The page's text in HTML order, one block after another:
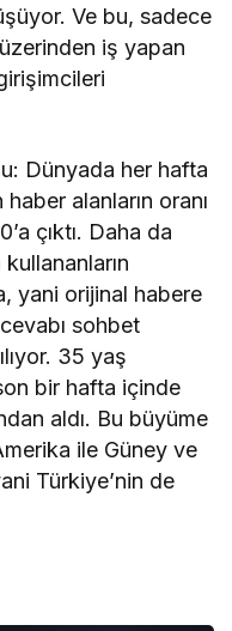
Ve bu, sadece
iş yapan
Dünyada her hafta
alanların oranı
çıktı. Daha da
yani orijinal habere
sohbet
35 yaş
bir hafta içinde
aldı. Bu büyüme
ile Güney ve
Türkiye’nin de